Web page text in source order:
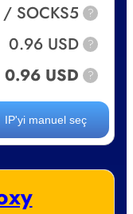
/ SOCKS5 ?
0.96 USD ?
0.96 USD ?
IP'yi manuel seç